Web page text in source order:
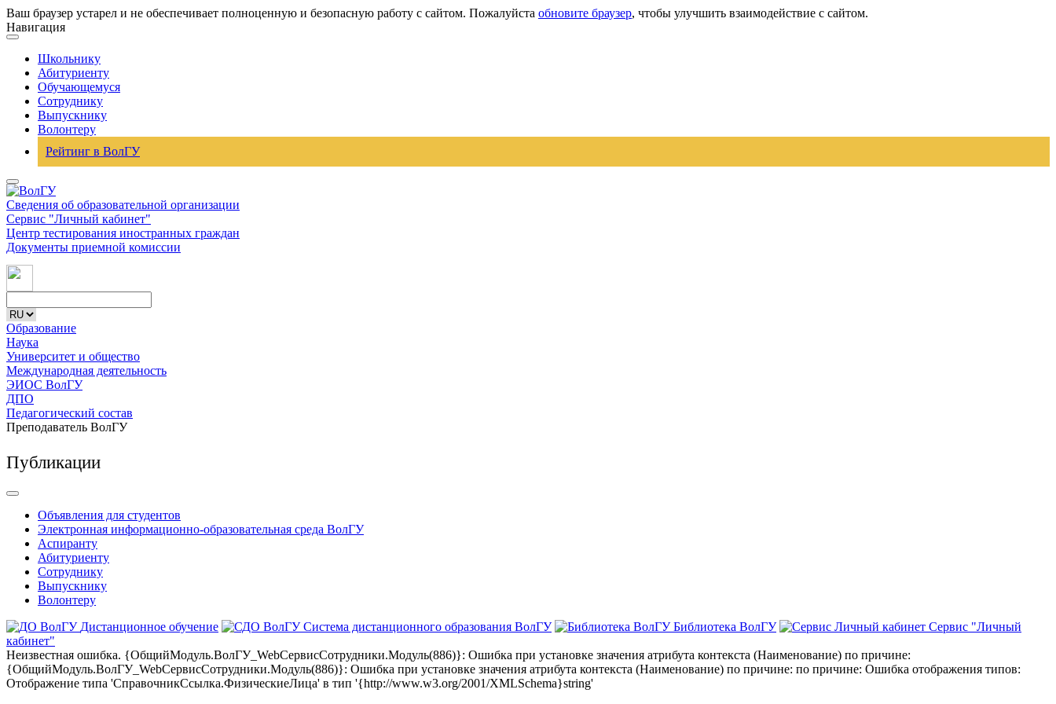
Ваш браузер устарел и не обеспечивает полноценную и безопасную работу с сайтом. Пожалуйста обновите браузер, чтобы улучшить взаимодействие с сайтом.
Навигация
Школьнику
Абитуриенту
Обучающемуся
Сотруднику
Выпускнику
Волонтеру
Рейтинг в ВолГУ
Сведения об образовательной организации
Сервис "Личный кабинет"
Центр тестирования иностранных граждан
Документы приемной комиссии
Образование
Наука
Университет и общество
Международная деятельность
ЭИОС ВолГУ
ДПО
Педагогический состав
Преподаватель ВолГУ
Публикации
Объявления для студентов
Электронная информационно-образовательная среда ВолГУ
Аспиранту
Абитуриенту
Сотруднику
Выпускнику
Волонтеру
Дистанционное обучение
Система дистанционного образования ВолГУ Библиотека ВолГУ
Сервис "Личный
кабинет"
Неизвестная ошибка. {ОбщийМодуль.ВолГУ_WebСервисСотрудники.Модуль(886)}: Ошибка при установке значения атрибута контекста (Наименование) по причине:
{ОбщийМодуль.ВолГУ_WebСервисСотрудники.Модуль(886)}: Ошибка при установке значения атрибута контекста (Наименование) по причине: по причине: Ошибка отображения типов:
Отображение типа 'СправочникСсылка.ФизическиеЛица' в тип '{http://www.w3.org/2001/XMLSchema}string'